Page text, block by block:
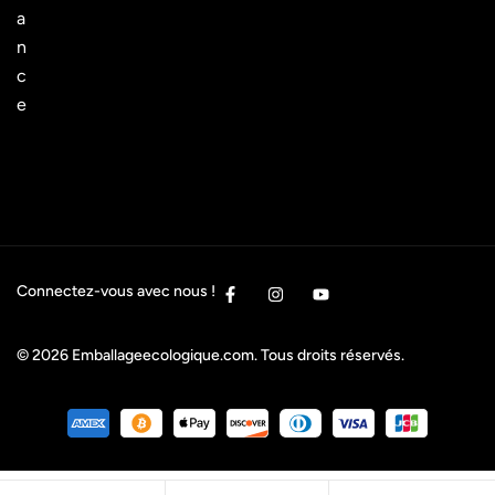
a
n
c
e
Connectez-vous avec nous !
© 2026 Emballageecologique.com. Tous droits réservés.